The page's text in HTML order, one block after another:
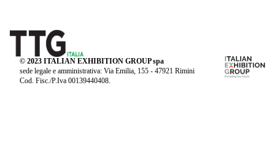
© 2023 ITALIAN EXHIBITION GROUP spa
sede legale e amministrativa: Via Emilia, 155 - 47921 Rimini
Cod. Fisc./P.Iva 00139440408.